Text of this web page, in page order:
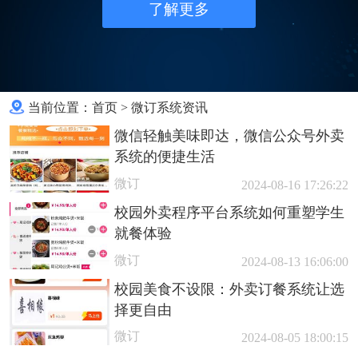
了解更多
当前位置：首页 >微订系统资讯
微信轻触美味即达，微信公众号外卖
系统的便捷生活
微订 2024-08-16 17:26:22
校园外卖程序平台系统如何重塑学生
就餐体验
微订 2024-08-13 16:06:00
校园美食不设限：外卖订餐系统让选
择更自由
微订 2024-08-05 18:00:15